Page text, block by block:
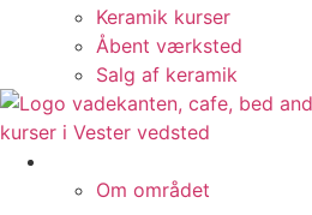
Keramik kurser
Åbent værksted
Salg af keramik
Om området